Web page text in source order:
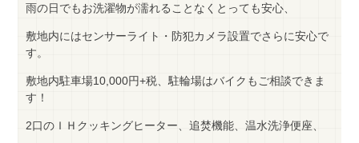
雨の日でもお洗濯物が濡れることなくとっても安心、
敷地内にはセンサーライト・防犯カメラ設置でさらに安心で
す。
敷地内駐車場10,000円+税、駐輪場はバイクもご相談できま
す！
2口のＩＨクッキングヒーター、追焚機能、温水洗浄便座、